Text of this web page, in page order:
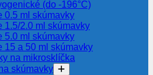
(do -196°C)
0.5 ml skúmavky
1.5/2.0 ml skúmavky
5.0 ml skúmavky
15 a 50 ml skúmavky
na mikrosklíčka
skúmavky